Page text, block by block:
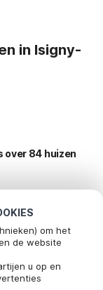
om het
de website
u op en
in Isigny-
over 84 huizen
voor
sur-mer